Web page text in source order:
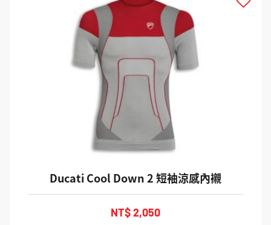
Ducati Cool Down 2 短袖涼感內襯
NT$ 2,050